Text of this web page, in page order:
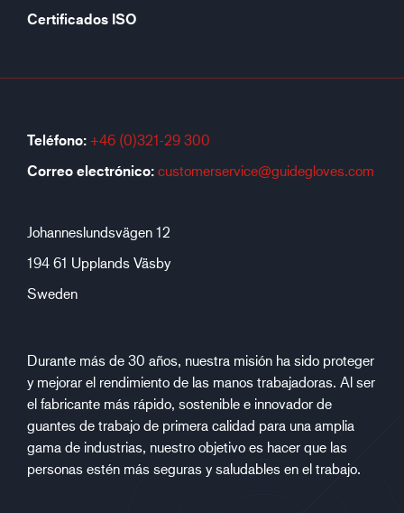
Certificados ISO
Teléfono: +46 (0)321-29 300
Correo electrónico: customerservice@guidegloves.com
Johanneslundsvägen 12
194 61 Upplands Väsby
Sweden
Durante más de 30 años, nuestra misión ha sido proteger
y mejorar el rendimiento de las manos trabajadoras. Al ser
el fabricante más rápido, sostenible e innovador de
guantes de trabajo de primera calidad para una amplia
gama de industrias, nuestro objetivo es hacer que las
personas estén más seguras y saludables en el trabajo.